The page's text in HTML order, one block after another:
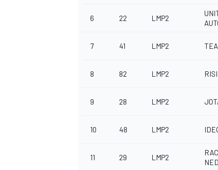
6 22 LMP2
7 41 LMP2
8 82 LMP2
9 28 LMP2
10 48 LMP2
11 29 LMP2